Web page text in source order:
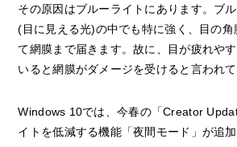
その原因はブルーライトにあります。ブ
(目に見える光)の中でも特に強く、目の角
て網膜まで届きます。故に、目が疲れや
いると網膜がダメージを受けると言われて
Windows 10では、今春の「Creator
イトを低減する機能「夜間モード」が追加